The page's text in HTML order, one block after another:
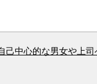
己中心的な男女や上